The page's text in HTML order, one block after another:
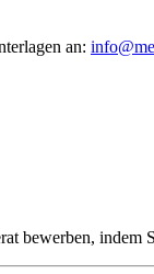
an:
bewerben,